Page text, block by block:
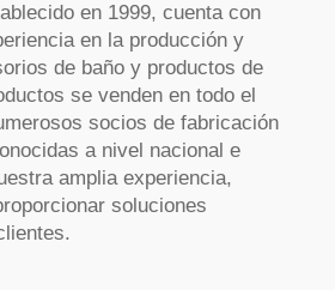
en 1999, cuenta con
en la producción y
de baño y productos de
se venden en todo el
socios de fabricación
a nivel nacional e
amplia experiencia,
soluciones